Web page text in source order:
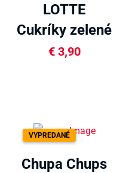
LOTTE
Cukríky zelené
hrozno 153g
€3,90
VYPREDANÉ
Chupa Chups